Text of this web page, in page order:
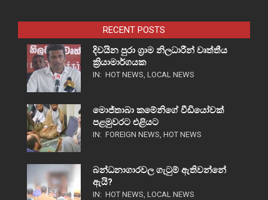
RECENT POSTS
දිවයින පුරා ග්‍රාම නිලධාරීන් වෘත්තීය
ක්‍රියාමාර්ගයක
IN: HOT NEWS, LOCAL NEWS
මොජ්තාබා කමේනිගේ වීඩියෝවක්
පළමුවරට එළියට
IN: FOREIGN NEWS, HOT NEWS
බන්ධනාගාරවල ගැටුම් ඇතිවන්නේ
ඇයි?
IN: HOT NEWS, LOCAL NEWS